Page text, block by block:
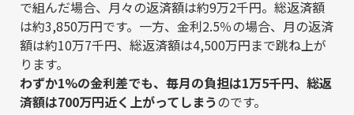
で組んだ場合、月々の返済額は約9万2千円。総返済額
は約3,850万円です。一方、金利2.5％の場合、月の返済
額は約10万7千円、総返済額は4,500万円まで跳ね上が
ります。
わずか1%の金利差でも、毎月の負担は1万5千円、総返
済額は700万円近く上がってしまう のです。